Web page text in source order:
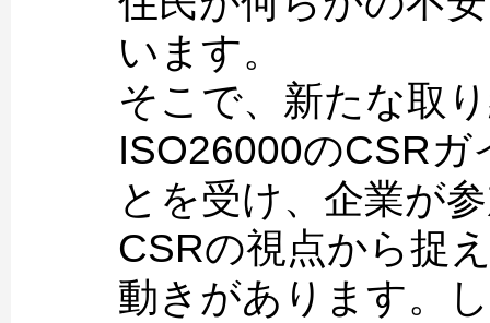
います。
そこで、新たな取
ISO26000のCSR
とを受け、企業が
CSRの視点から捉
動きがあります。